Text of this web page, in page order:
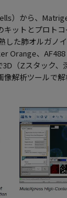
）から、
ットとプロト
した肺オルガノ
Orange、AF488
（Zスタック、
解析ツールで解